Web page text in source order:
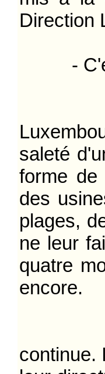
Direction
-
saleté
forme de
des
plages,
ne leur
quatre
encore.
Ils
continue.